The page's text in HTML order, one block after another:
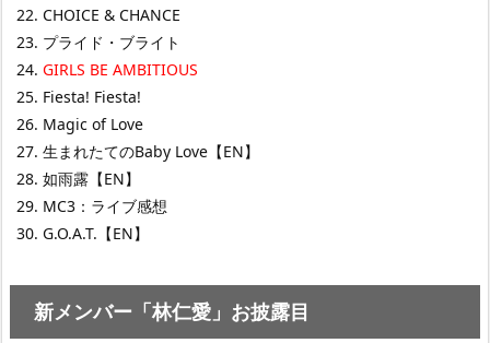
CHOICE & CHANCE
プライド・ブライト
GIRLS BE AMBITIOUS
Fiesta! Fiesta!
Magic of Love
生まれたてのBaby Love【EN】
如雨露【EN】
MC3：ライブ感想
G.O.A.T.【EN】
新メンバー「林仁愛」お披露目